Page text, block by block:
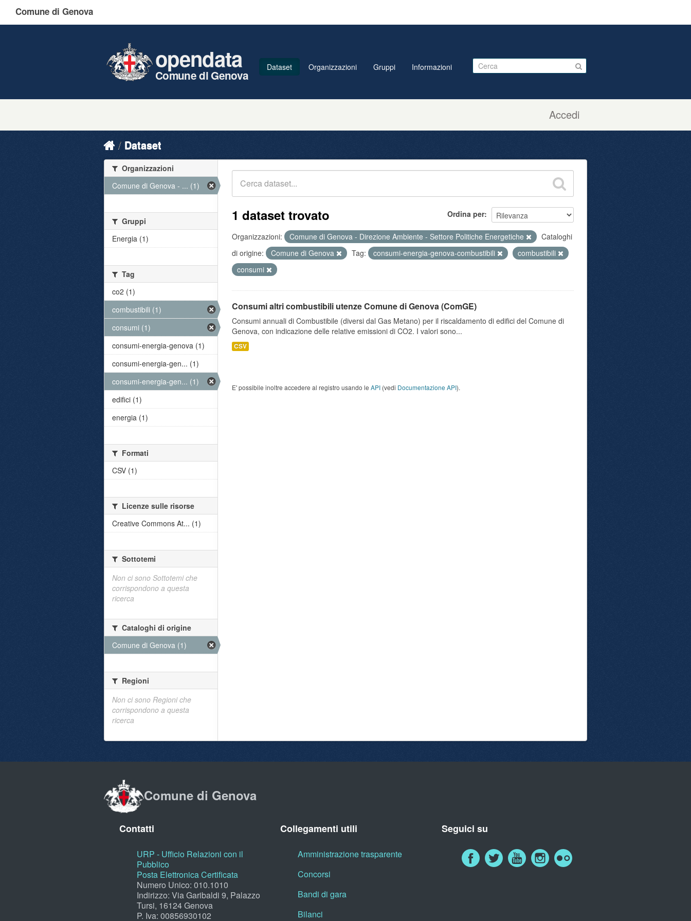
Comune di Genova
Accedi
opendata
Comune di Genova
Dataset Organizzazioni Gruppi Informazioni
Dataset
Ordina per
1 dataset trovato
Organizzazioni: Comune di Genova - Direzione Ambiente - Settore Politiche Energetiche
Cataloghi
di origine:
Comune di Genova Tag: consumi-energia-genova-combustibili
combustibili
consumi
Consumi altri combustibili utenze Comune di Genova (ComGE)
Consumi annuali di Combustibile (diversi dal Gas Metano) per il riscaldamento di edifici del Comune di
Genova, con indicazione delle relative emissioni di CO2. I valori sono...
CSV
E' possibile inoltre accedere al registro usando le API (vedi Documentazione API).
Organizzazioni
Comune di Genova - ... (1)
Gruppi
Energia (1)
Tag
co2 (1)
combustibili (1)
consumi (1)
consumi-energia-genova (1)
consumi-energia-gen... (1)
consumi-energia-gen... (1)
edifici (1)
energia (1)
Formati
CSV (1)
Licenze sulle risorse
Creative Commons At... (1)
Sottotemi
Non ci sono Sottotemi che
corrispondono a questa
ricerca
Cataloghi di origine
Comune di Genova (1)
Regioni
Non ci sono Regioni che
corrispondono a questa
ricerca
Comune di Genova
Contatti
URP - Ufficio Relazioni con il
Pubblico
Posta Elettronica Certificata
Numero Unico: 010.1010
Indirizzo: Via Garibaldi 9, Palazzo
Tursi, 16124 Genova
P. Iva: 00856930102
Collegamenti utili
Amministrazione trasparente
Concorsi
Bandi di gara
Bilanci
Seguici su